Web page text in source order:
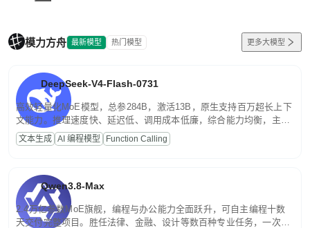
模力方舟 最新模型 热门模型 更多大模型
DeepSeek-V4-Flash-0731
高效轻量化MoE模型，总参284B，激活13B，原生支持百万超长上下
文能力。推理速度快、延迟低、调用成本低廉，综合能力均衡，主打
高并发、轻量化任务，适合日常对话、内容创作、基础 RAG、批量
文案处理等普惠刚需场景。
文本生成 AI 编程模型 Function Calling
Qwen3.8-Max
2.4万亿参数MoE旗舰，编程与办公能力全面跃升，可自主编程十数
天交付完整项目。胜任法律、金融、设计等数百种专业任务，一次对